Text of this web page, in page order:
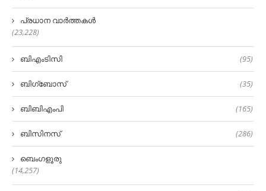
പ്രധാന വാർത്തകൾ
(23,228)
ബിഎംടിസി (95)
ബിഗ്‌ബോസ് (35)
ബിബിഎംപി (165)
ബിസിനസ് (286)
ബെംഗളൂരു
(14,257)